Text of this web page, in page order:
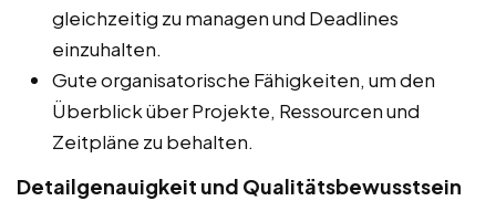
gleichzeitig zu managen und Deadlines
einzuhalten.
Gute organisatorische Fähigkeiten, um den
Überblick über Projekte, Ressourcen und
Zeitpläne zu behalten.
Detailgenauigkeit und Qualitätsbewusstsein